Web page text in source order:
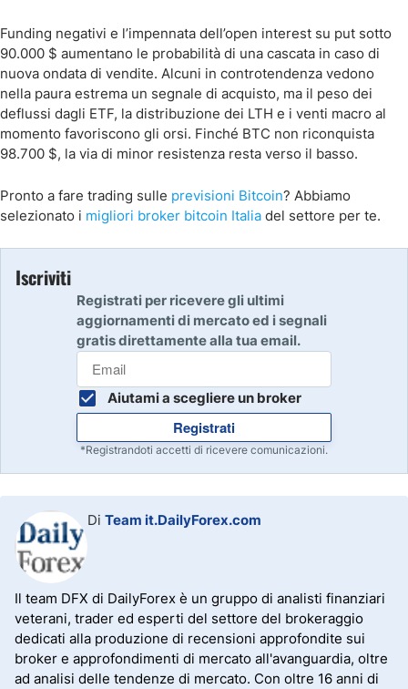
Funding negativi e l’impennata dell’open interest su put sotto
90.000 $ aumentano le probabilità di una cascata in caso di
nuova ondata di vendite. Alcuni in controtendenza vedono
nella paura estrema un segnale di acquisto, ma il peso dei
deflussi dagli ETF, la distribuzione dei LTH e i venti macro al
momento favoriscono gli orsi. Finché BTC non riconquista
98.700 $, la via di minor resistenza resta verso il basso.
Pronto a fare trading sulle previsioni Bitcoin? Abbiamo
selezionato i migliori broker bitcoin Italia del settore per te.
Iscriviti
Registrati per ricevere gli ultimi
aggiornamenti di mercato ed i segnali
gratis direttamente alla tua email.
Aiutami a scegliere un broker
Registrati
*Registrandoti accetti di ricevere comunicazioni.
Di Team it.DailyForex.com
Il team DFX di DailyForex è un gruppo di analisti finanziari
veterani, trader ed esperti del settore del brokeraggio
dedicati alla produzione di recensioni approfondite sui
broker e approfondimenti di mercato all'avanguardia, oltre
ad analisi delle tendenze di mercato. Con oltre 16 anni di